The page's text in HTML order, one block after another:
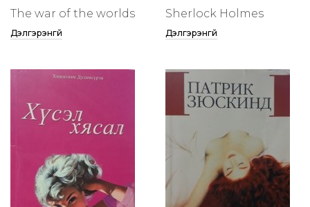
The war of the worlds
Дэлгэрэнгүй
Sherlock Holmes
Дэлгэрэнгүй